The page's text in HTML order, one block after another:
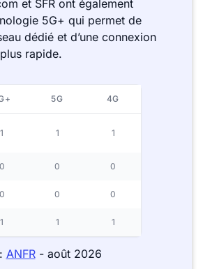
et SFR ont également
5G+ qui permet de
dédié et d’une connexion
rapide.
5G 4G
1 1 1
0 0 0
0 0 0
1 1 1
ANFR- août 2026